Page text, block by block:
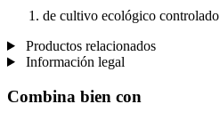
de cultivo ecológico controlado
Productos relacionados
Información legal
Combina bien con